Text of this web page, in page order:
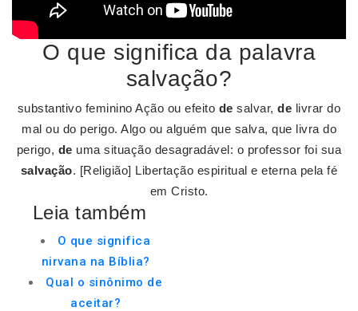
O que significa da palavra
salvação?
substantivo feminino Ação ou efeito de salvar,de livrar do
mal ou do perigo. Algo ou alguém que salva, que livra do
perigo, de uma situação desagradável: o professor foi sua
salvação. [Religião] Libertação espiritual e eterna pela fé
em Cristo.
Leia também
O que significa
nirvana na Bíblia?
Qual o sinônimo de
aceitar?